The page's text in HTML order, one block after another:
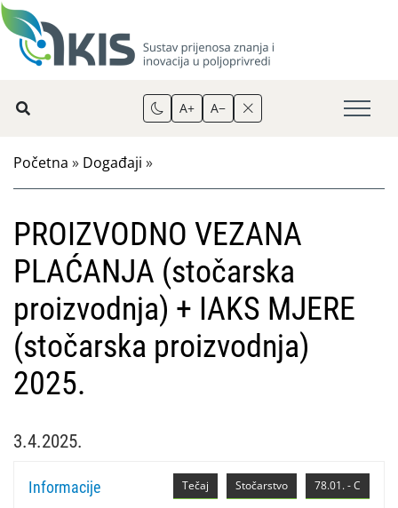
A+ A−
Početna » Događaji »
PROIZVODNO VEZANA
PLAĆANJA (stočarska
proizvodnja) + IAKS MJERE
(stočarska proizvodnja)
2025.
3.4.2025.
78.01. - C
Stočarstvo
Tečaj
Informacije